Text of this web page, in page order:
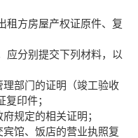
方房屋产权证原件、复
分别提交下列材料，以
部门的证明（竣工验收
印件；
规定的相关证明；
馆、饭店的营业执照复